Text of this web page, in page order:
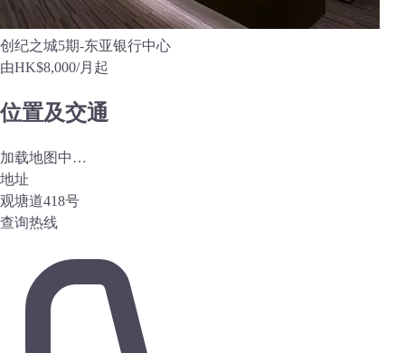
创纪之城5期-东亚银行中心
由HK$8,000/月起
位置及交通
加载地图中…
地址
观塘道418号
查询热线